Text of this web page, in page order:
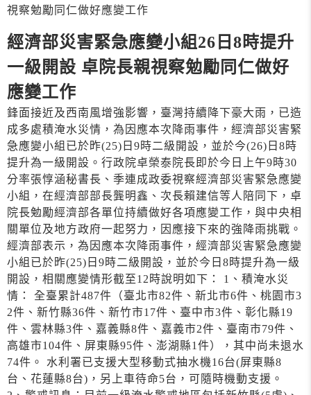
視察勉勵同仁做好應變工作
經濟部災害緊急應變小組26日8時提升
一級開設 卓院長親視察勉勵同仁做好
應變工作
鋒面接近及西南風增強影響，臺灣持續降下豪大雨，已造
成多處積淹水災情，為因應本次降雨事件，經濟部災害緊
急應變小組已於昨(25)日9時二級開設，並於今(26)日8時
提升為一級開設。行政院卓榮泰院長即於今日上午9時30
分率張惇涵秘書長、季連成政委視察經濟部災害緊急應變
小組，在經濟部部長龔明鑫、次長賴建信等人陪同下，卓
院長勉勵經濟部各單位持續做好各項應變工作，與中央相
關單位及地方政府一起努力，因應接下來的強降雨挑戰。
經濟部表示，為因應本次降雨事件，經濟部災害緊急應變
小組已於昨(25)日9時二級開設，並於今日8時提升為一級
開設，相關應變情形截至12時說明如下： 1、積淹水災
情： 全臺累計487件（臺北市82件、新北市6件、桃園市3
2件、新竹縣36件、新竹市17件、臺中市3件、彰化縣19
件、雲林縣3件、嘉義縣8件、嘉義市2件、臺南市79件、
高雄市104件、屏東縣95件、澎湖縣1件），其中尚未退水
74件。 水利署已支援大型移動式抽水機16台(屏東縣8
台、花蓮縣8台)，另上車待命5台，可隨時機動支援。